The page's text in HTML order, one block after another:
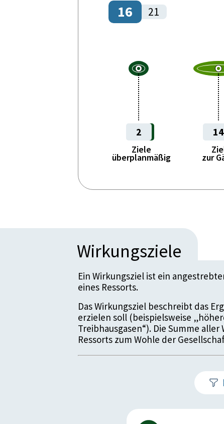
Internationales
Öffentliche Finanzen
Umwelt und Lebensraum
Wirtschaft und
Wissenschaft und Forschung
16 21
2
Ziele
überplanmäßig
14
zur
Wirkungsziele
Ein Wirkungsziel ist ein
eines Ressorts.
Das Wirkungsziel beschreibt das
erzielen soll (beispielsweise
Treibhausgasen“). Die Summe
Ressorts zum Wohle der